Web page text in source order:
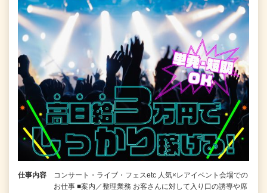
仕事内容
コンサート・ライブ・フェスetc 人気×レアイベント会場での
お仕事 ■案内／整理業務 お客さんに対して入り口の誘導や席